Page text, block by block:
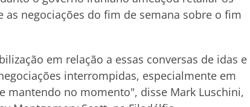
negociações do fim de semana sobre o fim
em relação a essas conversas de idas e
interrompidas, especialmente em
mantendo no momento", disse Mark Luschini,